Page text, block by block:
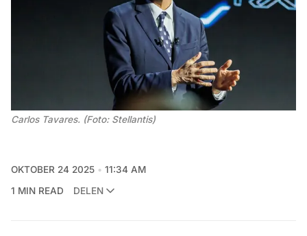
Carlos Tavares. (Foto: Stellantis)
OKTOBER 24 2025
11:34 AM
1 MIN READ
DELEN